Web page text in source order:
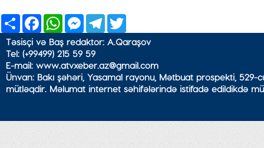
ShareFacebookWhatsApp
Messenger
Telegram
Təsisçi və Baş redaktor: A.Qaraşov
Tel: (+99499) 215 59 59
E-mail: www.atvxeber.az@gmail.com
Ünvan: Bakı şəhəri, Yasamal rayonu, Mətbuat prospekti,
mütləqdir. Məlumat internet səhifələrində istifadə edildikdə